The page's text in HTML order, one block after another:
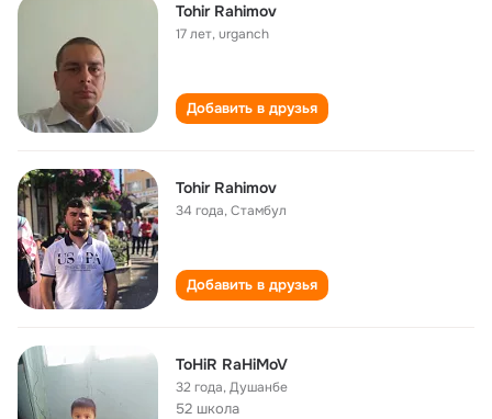
Tohir Rahimov
17 лет,urganch
Добавить в друзья
Tohir Rahimov
34 года,Стамбул
Добавить в друзья
ToHiR RaHiMoV
32 года,Душанбе
52 школа